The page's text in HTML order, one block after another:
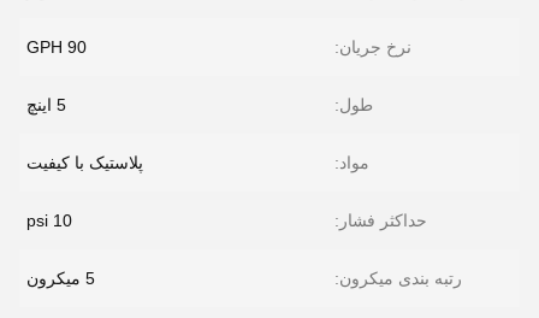
نرخ جریان: 90 GPH
طول: 5 اینچ
مواد: پلاستیک با کیفیت
حداکثر فشار: 10 psi
رتبه بندی میکرون: 5 میکرون